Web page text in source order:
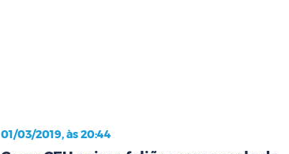
01/03/2019, às 20:44